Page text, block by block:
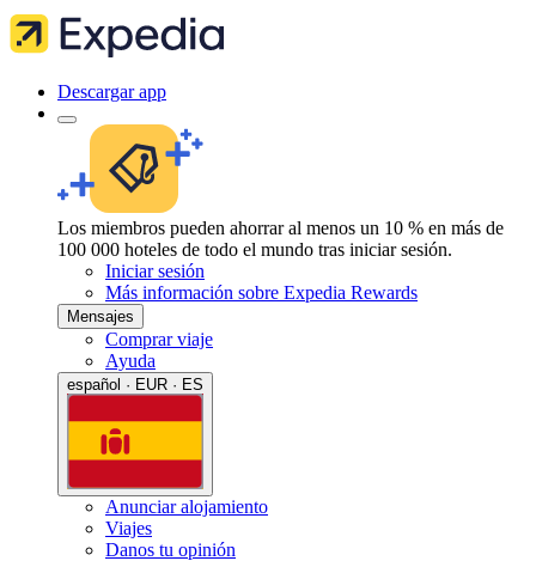
Descargar app
Los miembros pueden ahorrar al menos un 10 % en más de
100 000 hoteles de todo el mundo tras iniciar sesión.
Iniciar sesión
Más información sobre Expedia Rewards
Mensajes
Comprar viaje
Ayuda
español · EUR · ES
Anunciar alojamiento
Viajes
Danos tu opinión